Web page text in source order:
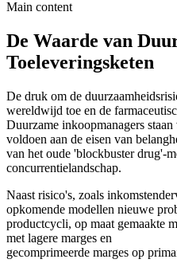
Main content
De Waarde van
Toeleveringsketen
De druk om de
wereldwijd toe en de
Duurzame inkoopmanagers
voldoen aan de eisen van
van het oude 'blockbuster drug'-
concurrentielandschap.
Naast risico's, zoals
opkomende modellen nieuwe
productcycli, op maat gemaakte
met lagere marges en
gecomprimeerde marges op